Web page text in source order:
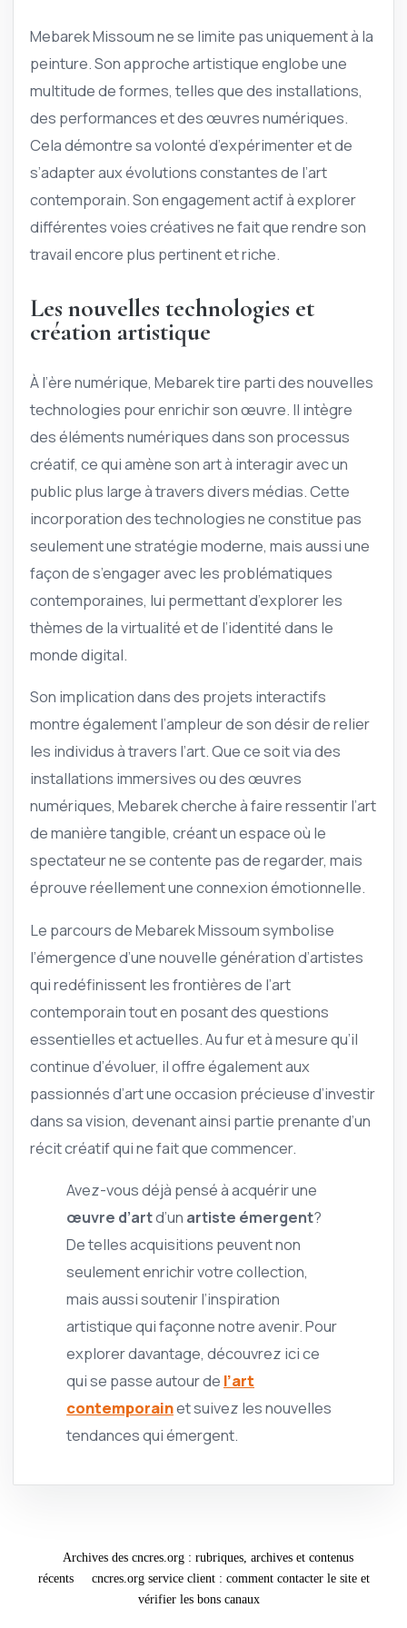
Mebarek Missoum ne se limite pas uniquement à la
peinture. Son approche artistique englobe une
multitude de formes, telles que des installations,
des performances et des œuvres numériques.
Cela démontre sa volonté d’expérimenter et de
s’adapter aux évolutions constantes de l’art
contemporain. Son engagement actif à explorer
différentes voies créatives ne fait que rendre son
travail encore plus pertinent et riche.
Les nouvelles technologies et
création artistique
À l’ère numérique, Mebarek tire parti des nouvelles
technologies pour enrichir son œuvre. Il intègre
des éléments numériques dans son processus
créatif, ce qui amène son art à interagir avec un
public plus large à travers divers médias. Cette
incorporation des technologies ne constitue pas
seulement une stratégie moderne, mais aussi une
façon de s’engager avec les problématiques
contemporaines, lui permettant d’explorer les
thèmes de la virtualité et de l’identité dans le
monde digital.
Son implication dans des projets interactifs
montre également l’ampleur de son désir de relier
les individus à travers l’art. Que ce soit via des
installations immersives ou des œuvres
numériques, Mebarek cherche à faire ressentir l’art
de manière tangible, créant un espace où le
spectateur ne se contente pas de regarder, mais
éprouve réellement une connexion émotionnelle.
Le parcours de Mebarek Missoum symbolise
l’émergence d’une nouvelle génération d’artistes
qui redéfinissent les frontières de l’art
contemporain tout en posant des questions
essentielles et actuelles. Au fur et à mesure qu’il
continue d’évoluer, il offre également aux
passionnés d’art une occasion précieuse d’investir
dans sa vision, devenant ainsi partie prenante d’un
récit créatif qui ne fait que commencer.
Avez-vous déjà pensé à acquérir une
œuvre d’artd’un artiste émergent?
De telles acquisitions peuvent non
seulement enrichir votre collection,
mais aussi soutenir l’inspiration
artistique qui façonne notre avenir. Pour
explorer davantage, découvrez ici ce
qui se passe autour de l’art
contemporainet suivez les nouvelles
tendances qui émergent.
Archives des cncres.org : rubriques, archives et contenus
récents
cncres.org service client : comment contacter le site et
vérifier les bons canaux